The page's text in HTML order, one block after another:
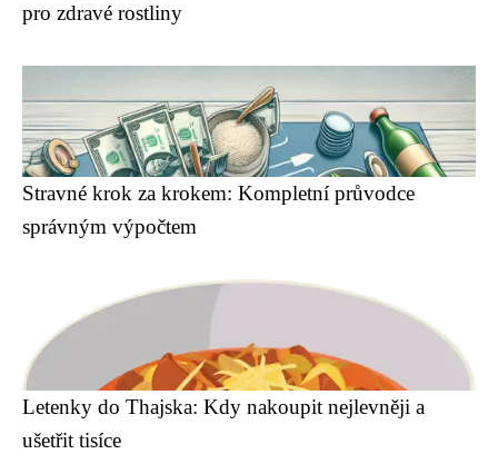
pro zdravé rostliny
Stravné krok za krokem: Kompletní průvodce
správným výpočtem
Letenky do Thajska: Kdy nakoupit nejlevněji a
ušetřit tisíce